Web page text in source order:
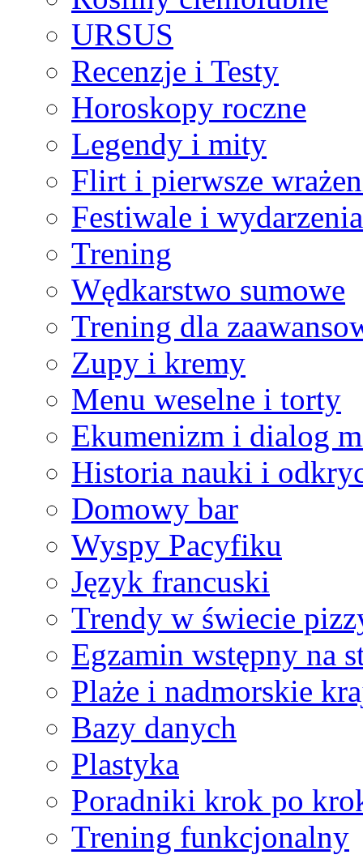
URSUS
Recenzje i Testy
Horoskopy roczne
Legendy i mity
Flirt i pierwsze
Festiwale i
Trening
Wędkarstwo sumowe
Trening dla
Zupy i kremy
Menu weselne i torty
Ekumenizm i dialog
Historia nauki i
Domowy bar
Wyspy Pacyfiku
Język francuski
Trendy w świecie
Egzamin wstępny na
Plaże i nadmorskie
Bazy danych
Plastyka
Poradniki krok po
Trening funkcjonalny